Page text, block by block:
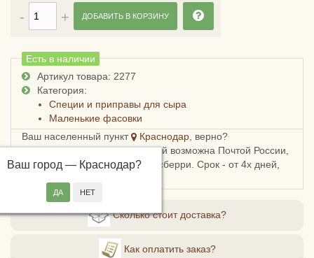
Есть в наличии
Артикул товара: 2277
Категория:
Специи и приправы для сыра
Маленькие фасовки
Ваш населенный пункт
Краснодар , верно?
Ваш город — Краснодар?
Доставка в Краснодарский край возможна Почтой России,
СДЭКом, Пятерочкой или Боксберри. Срок - от 4х дней,
ДОБАВИТЬ В КОРЗИНУ
Сколько стоит доставка?
Как оплатить заказ?